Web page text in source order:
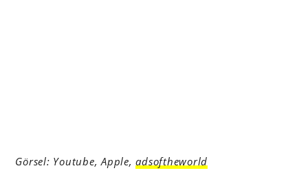
Görsel: Youtube, Apple,adsoftheworld